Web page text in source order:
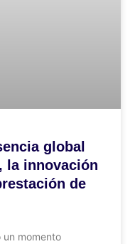
global
la innovación
de
un momento